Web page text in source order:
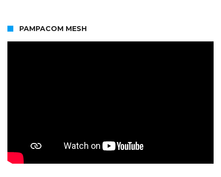
PAMPACOM MESH